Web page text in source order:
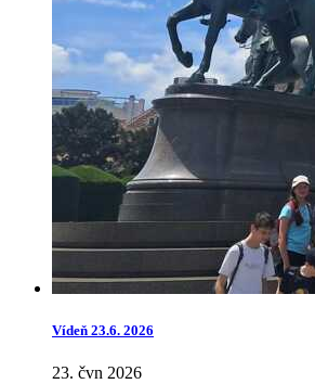
Vídeň 23.6. 2026
23. čvn 2026